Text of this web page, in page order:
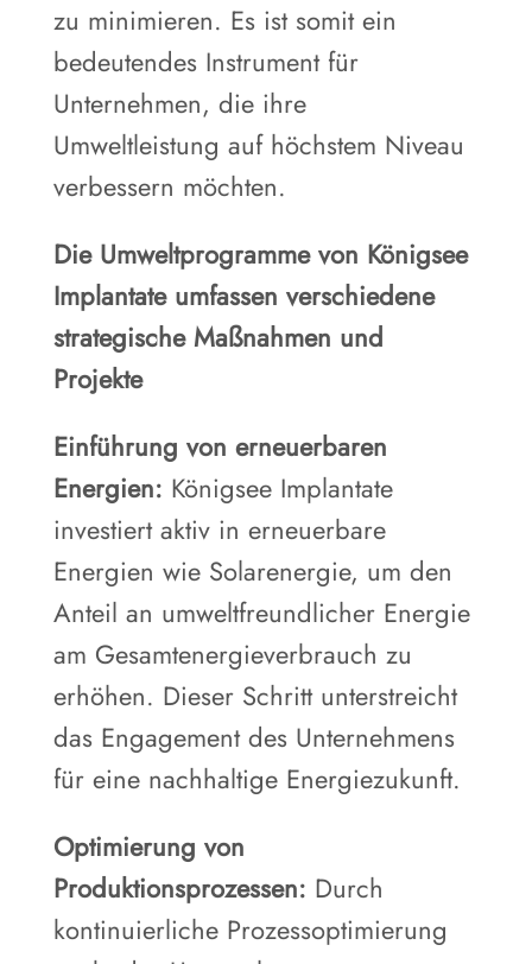
zu minimieren. Es ist somit ein
bedeutendes Instrument für
Unternehmen, die ihre
Umweltleistung auf höchstem Niveau
verbessern möchten.
Die Umweltprogramme von Königsee
Implantate umfassen verschiedene
strategische Maßnahmen und
Projekte
Einführung von erneuerbaren
Energien: Königsee Implantate
investiert aktiv in erneuerbare
Energien wie Solarenergie, um den
Anteil an umweltfreundlicher Energie
am Gesamtenergieverbrauch zu
erhöhen. Dieser Schritt unterstreicht
das Engagement des Unternehmens
für eine nachhaltige Energiezukunft.
Optimierung von
Produktionsprozessen: Durch
kontinuierliche Prozessoptimierung